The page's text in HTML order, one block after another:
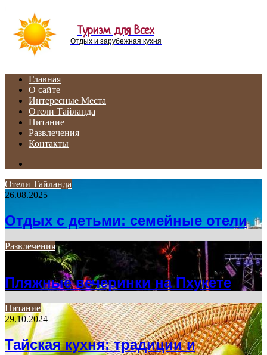
Туризм для Всех
Отдых и зарубежная кухня
Главная
О сайте
Интересные Места
Отели Тайланда
Питание
Развлечения
Контакты
Отели Тайланда
26.08.2025
Отдых с детьми: семейные отели
Развлечения
17.05.2025
Пляжные вечеринки на Пхукете
Питание
29.10.2024
Тайская кухня: традиции и